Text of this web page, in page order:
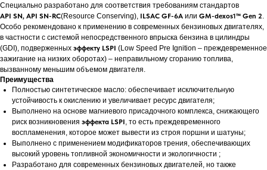
Специально разработано для соответствия требованиям стандартов
API SN, API SN-RC(Resource Conserving), ILSAC GF-6A или GM-dexos1™ Gen 2.
Особо рекомендовано к применению в современных бензиновых двигателях,
в частности с системой непосредственного впрыска бензина в цилиндры
(GDI), подверженных эффекту LSPI (Low Speed Pre Ignition – преждевременное
зажигание на низких оборотах) – неправильному сгоранию топлива,
вызванному меньшим объемом двигателя.
Преимущества
Полностью синтетическое масло: обеспечивает исключительную
устойчивость к окислению и увеличивает ресурс двигателя;
Выполнено на основе магниевого присадочного комплекса, снижающего
риск возникновения эффекта LSPI, то есть преждевременного
воспламенения, которое может вывести из строя поршни и шатуны;
Выполнено с применением модификаторов трения, обеспечивающих
высокий уровень топливной экономичности и экологичности ;
Разработано для современных бензиновых двигателей, но также